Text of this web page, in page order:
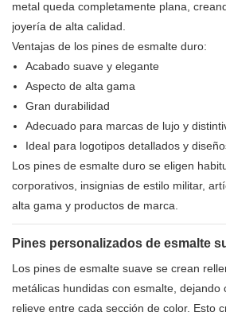
metal queda completamente plana,
joyería de alta calidad.
Ventajas de los pines de esmalte duro:
Acabado suave y elegante
Aspecto de alta gama
Gran durabilidad
Adecuado para marcas de lujo y
Ideal para logotipos detallados y
Los pines de esmalte duro se eligen
corporativos, insignias de estilo militar,
alta gama y productos de marca.
Pines personalizados de esmalte
Los pines de esmalte suave se crean
metálicas hundidas con esmalte, dejando
relieve entre cada sección de color. Esto